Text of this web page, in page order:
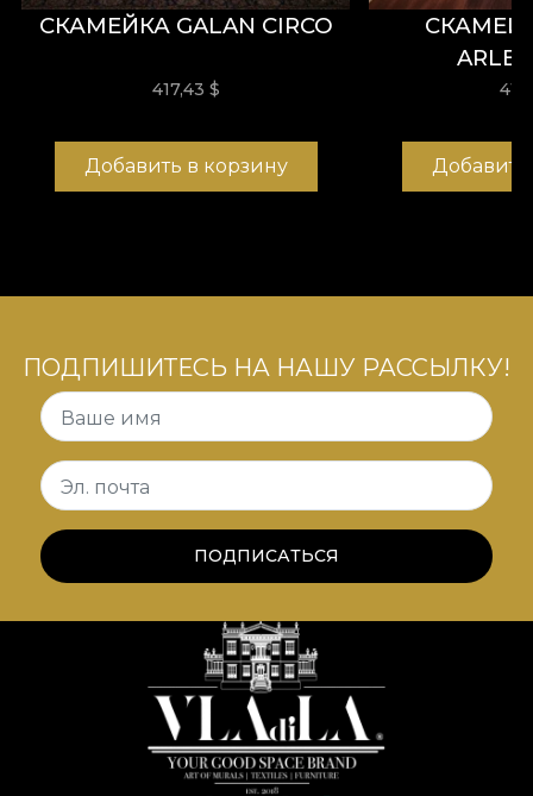
СКАМЕЙКА GALAN CIRCO
417,43 $
Добавить в корзину
ПОДПИШИТЕСЬ НА НАШУ РАССЫЛКУ!
Ваше имя
Эл. почта
ПОДПИСАТЬСЯ